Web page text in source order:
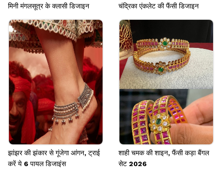
मिनी मंगलसूत्र के क्लासी डिजाइन
चंद्रिका एंकलेट की फैंसी डिजाइन
झांझर की झंकार से गूंजेगा आंगन, ट्राई
करें ये 6 पायल डिजाइंस
शाही चमक की शाइन, फैंसी कड़ा बैंगल
सेट 2026